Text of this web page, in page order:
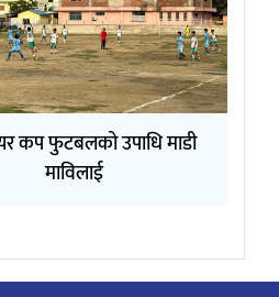
कप फुटबलको उपाधि माडी
माविलाई